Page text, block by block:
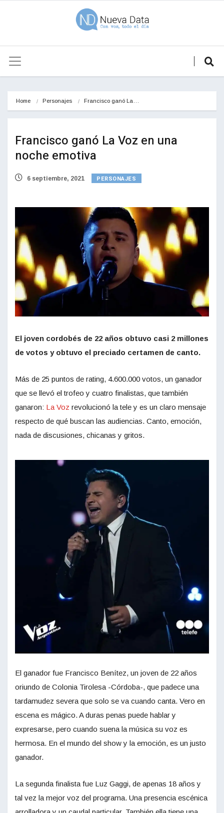
Home Personajes Francisco ganó La…
Francisco ganó La Voz en una
noche emotiva
6 septiembre, 2021 PERSONAJES
El joven cordobés de 22 años obtuvo casi 2 millones
de votos y obtuvo el preciado certamen de canto.
Más de 25 puntos de rating, 4.600.000 votos, un ganador
que se llevó el trofeo y cuatro finalistas, que también
ganaron: La Voz revolucionó la tele y es un claro mensaje
respecto de qué buscan las audiencias. Canto, emoción,
nada de discusiones, chicanas y gritos.
El ganador fue Francisco Benítez, un joven de 22 años
oriundo de Colonia Tirolesa -Córdoba-, que padece una
tardamudez severa que solo se va cuando canta. Vero en
escena es mágico. A duras penas puede hablar y
expresarse, pero cuando suena la música su voz es
hermosa. En el mundo del show y la emoción, es un justo
ganador.
La segunda finalista fue Luz Gaggi, de apenas 18 años y
tal vez la mejor voz del programa. Una presencia escénica